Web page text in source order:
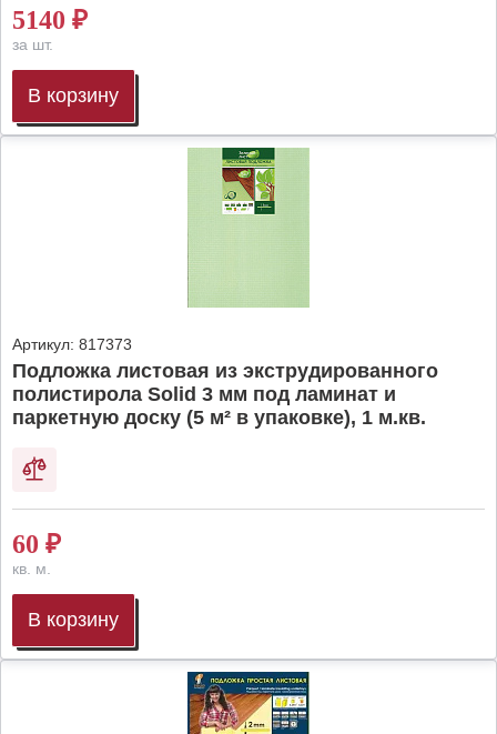
5140 ₽
за шт.
В корзину
Артикул: 817373
Подложка листовая из экструдированного
полистирола Solid 3 мм под ламинат и
паркетную доску (5 м² в упаковке), 1 м.кв.
60 ₽
кв. м.
В корзину